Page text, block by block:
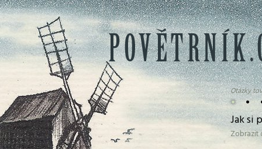
• •
Otázky
Jak si